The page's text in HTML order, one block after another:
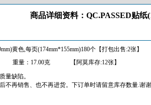
商品详细资料：QC.PASSED贴纸
黄色,每页(174mm*155mm)180个【打包出售:2张】
重量：17.00克
【阿莫库存:12张】
量缺陷。
不再销售、也不再进货。下订单时请留意库存数量.谢谢